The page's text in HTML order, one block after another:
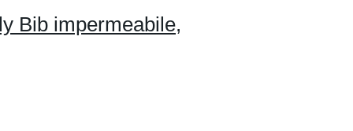
Bib impermeabile,